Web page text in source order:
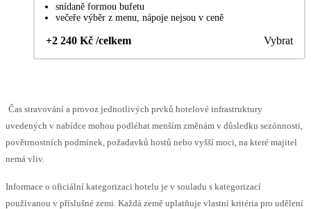
snídaně formou bufetu
večeře výběr z menu, nápoje nejsou v ceně
+2 240 Kč /celkem Vybrat
Čas stravování a provoz jednotlivých prvků hotelové infrastruktury
uvedených v nabídce mohou podléhat menším změnám v důsledku sezónnosti,
povětrnostních podmínek, požadavků hostů nebo vyšší moci, na které majitel
nemá vliv.
Informace o oficiální kategorizaci hotelu je v souladu s kategorizací
používanou v příslušné zemi. Každá země uplatňuje vlastní kritéria pro udělení